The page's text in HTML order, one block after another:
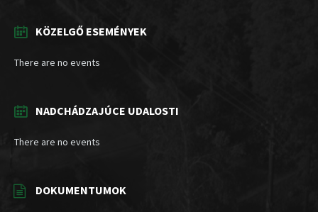
KÖZELGŐ ESEMÉNYEK
There are no events
NADCHÁDZAJÚCE UDALOSTI
There are no events
DOKUMENTUMOK